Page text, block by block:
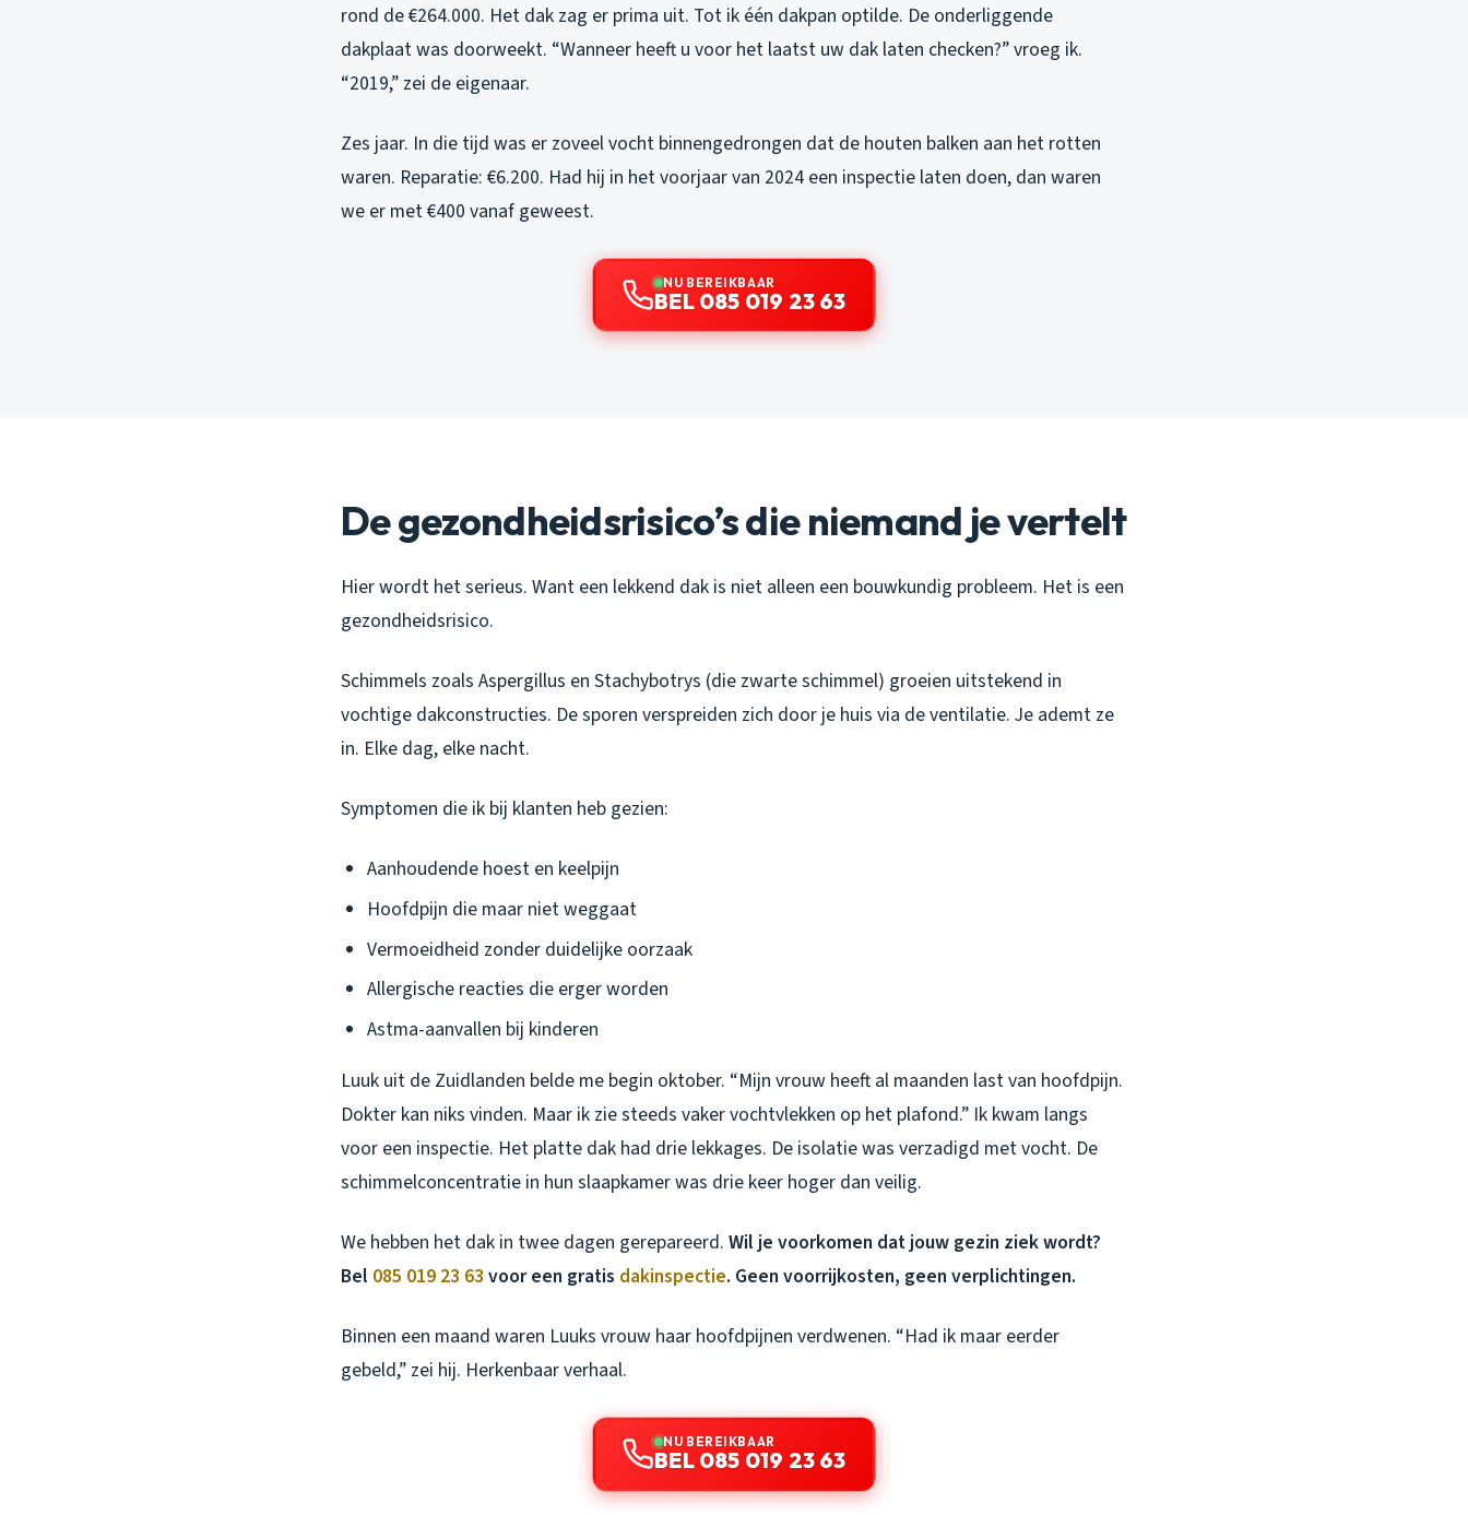
rond de €264.000. Het dak zag er prima uit. Tot ik één dakpan optilde. De onderliggende
dakplaat was doorweekt. “Wanneer heeft u voor het laatst uw dak laten checken?” vroeg ik.
“2019,” zei de eigenaar.
Zes jaar. In die tijd was er zoveel vocht binnengedrongen dat de houten balken aan het rotten
waren. Reparatie: €6.200. Had hij in het voorjaar van 2024 een inspectie laten doen, dan waren
we er met €400 vanaf geweest.
NU BEREIKBAAR
BEL 085 019 23 63
De gezondheidsrisico’s die niemand je vertelt
Hier wordt het serieus. Want een lekkend dak is niet alleen een bouwkundig probleem. Het is een
gezondheidsrisico.
Schimmels zoals Aspergillus en Stachybotrys (die zwarte schimmel) groeien uitstekend in
vochtige dakconstructies. De sporen verspreiden zich door je huis via de ventilatie. Je ademt ze
in. Elke dag, elke nacht.
Symptomen die ik bij klanten heb gezien:
Aanhoudende hoest en keelpijn
Hoofdpijn die maar niet weggaat
Vermoeidheid zonder duidelijke oorzaak
Allergische reacties die erger worden
Astma-aanvallen bij kinderen
Luuk uit de Zuidlanden belde me begin oktober. “Mijn vrouw heeft al maanden last van hoofdpijn.
Dokter kan niks vinden. Maar ik zie steeds vaker vochtvlekken op het plafond.” Ik kwam langs
voor een inspectie. Het platte dak had drie lekkages. De isolatie was verzadigd met vocht. De
schimmelconcentratie in hun slaapkamer was drie keer hoger dan veilig.
We hebben het dak in twee dagen gerepareerd. Wil je voorkomen dat jouw gezin ziek wordt?
Bel 085 019 23 63 voor een gratis dakinspectie. Geen voorrijkosten, geen verplichtingen.
Binnen een maand waren Luuks vrouw haar hoofdpijnen verdwenen. “Had ik maar eerder
gebeld,” zei hij. Herkenbaar verhaal.
NU BEREIKBAAR
BEL 085 019 23 63